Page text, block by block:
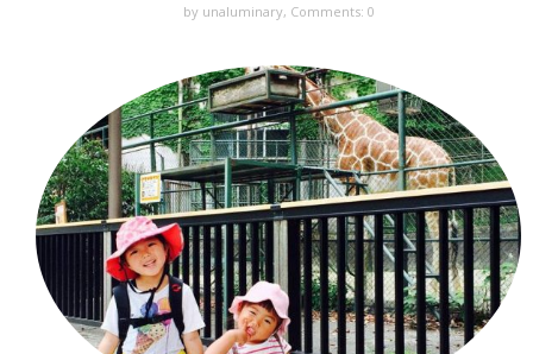
by unaluminary, Comments: 0